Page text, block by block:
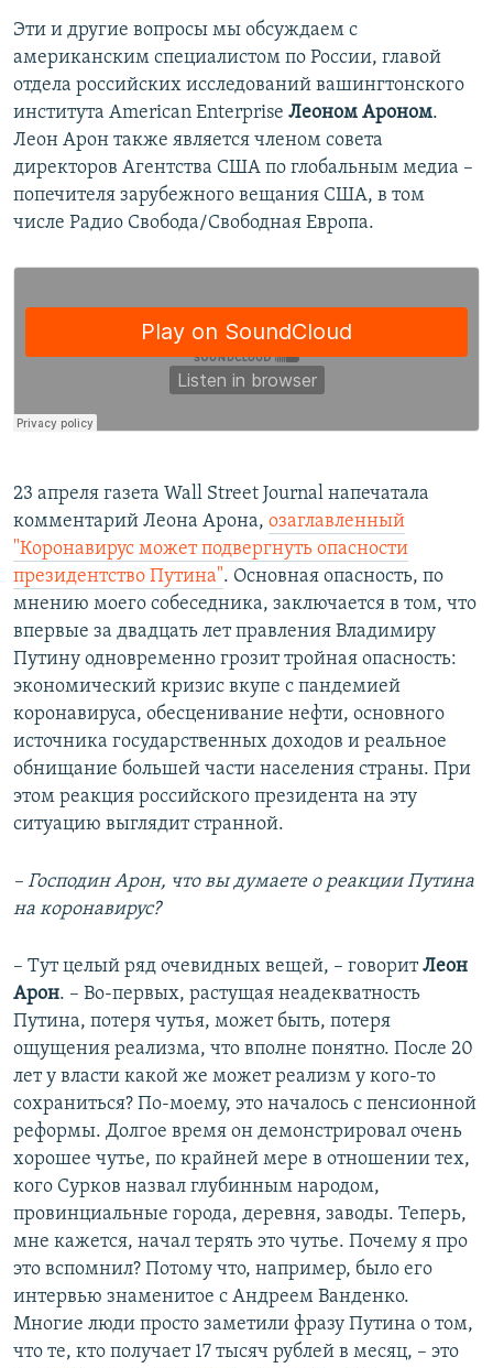
Эти и другие вопросы мы обсуждаем с
американским специалистом по России, главой
отдела российских исследований вашингтонского
института American Enterprise Леоном Ароном.
Леон Арон также является членом совета
директоров Агентства США по глобальным медиа –
попечителя зарубежного вещания США, в том
числе Радио Свобода/Свободная Европа.
23 апреля газета Wall Street Journal напечатала
комментарий Леона Арона, озаглавленный
"Коронавирус может подвергнуть опасности
президентство Путина". Основная опасность, по
мнению моего собеседника, заключается в том, что
впервые за двадцать лет правления Владимиру
Путину одновременно грозит тройная опасность:
экономический кризис вкупе с пандемией
коронавируса, обесценивание нефти, основного
источника государственных доходов и реальное
обнищание большей части населения страны. При
этом реакция российского президента на эту
ситуацию выглядит странной.
– Господин Арон, что вы думаете о реакции Путина
на коронавирус?
– Тут целый ряд очевидных вещей, – говоритЛеон
Арон. – Во-первых, растущая неадекватность
Путина, потеря чутья, может быть, потеря
ощущения реализма, что вполне понятно. После 20
лет у власти какой же может реализм у кого-то
сохраниться? По-моему, это началось с пенсионной
реформы. Долгое время он демонстрировал очень
хорошее чутье, по крайней мере в отношении тех,
кого Сурков назвал глубинным народом,
провинциальные города, деревня, заводы. Теперь,
мне кажется, начал терять это чутье. Почему я про
это вспомнил? Потому что, например, было его
интервью знаменитое с Андреем Ванденко.
Многие люди просто заметили фразу Путина о том,
что те, кто получает 17 тысяч рублей в месяц, – это